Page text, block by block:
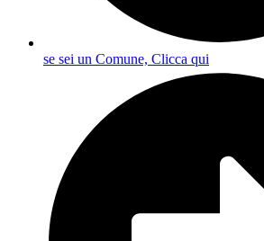
se sei un Comune, Clicca qui